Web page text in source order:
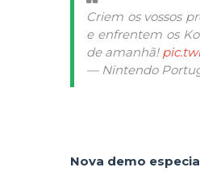
Criem os vossos
e enfrentem os
de amanhã!
— Nintendo
Nova demo